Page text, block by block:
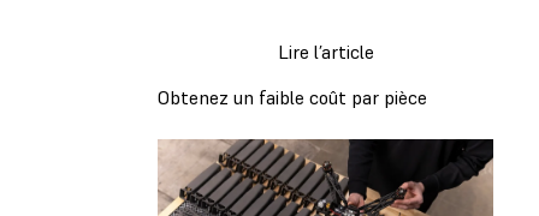
Lire l’article
Obtenez un faible coût par pièce